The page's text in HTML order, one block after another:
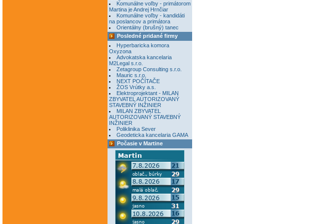
Komunálne voľby - primátorom
Martina je Andrej Hrnčiar
Komunálne voľby - kandidáti
na poslancov a primátora
Orientálny (brušný) tanec
Posledné pridané firmy
Hyperbaricka komora
Oxyzona
Advokatska kancelaria
M2Legal s.r.o.
Zetagroup Consulting s.r.o.
Mauric s.r.o.
NEXT POČÍTAČE
ŽOS Vrútky a.s.
Elektroprojektant - MILAN
ZBYVATEL AUTORIZOVANÝ
STAVEBNÝ INŽINIER
MILAN ZBYVATEL
AUTORIZOVANÝ STAVEBNÝ
INŽINIER
Poliklinika Sever
Geodeticka kancelaria GAMA
Počasie v Martine